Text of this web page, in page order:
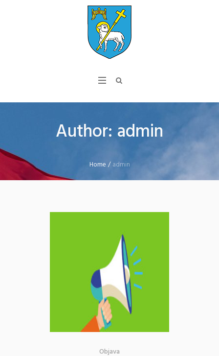
Author: admin
Home /admin
Objava